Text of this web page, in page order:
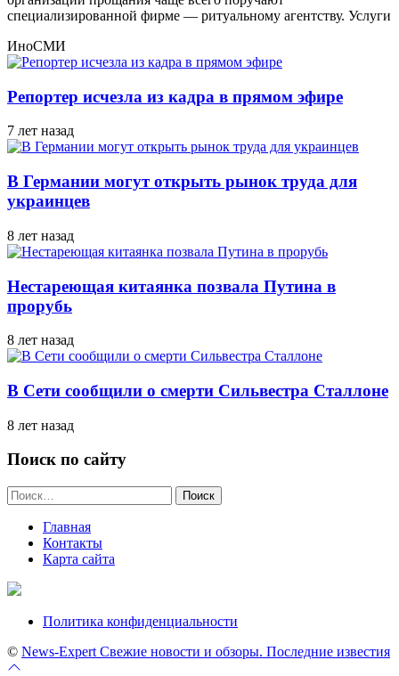
специализированной фирме — ритуальному агентству. Услуги
ИноСМИ
Репортер исчезла из кадра в прямом эфире
7 лет назад
В Германии могут открыть рынок труда для
украинцев
8 лет назад
Нестареющая китаянка позвала Путина в
прорубь
8 лет назад
В Сети сообщили о смерти Сильвестра Сталлоне
8 лет назад
Поиск по сайту
Найти:
Главная
Контакты
Карта сайта
Политика конфиденциальности
© News-Expert Свежие новости и обзоры. Последние известия
Перейти